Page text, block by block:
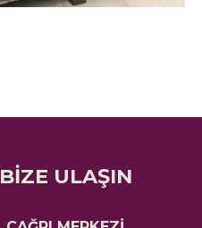
BİZE ULAŞIN